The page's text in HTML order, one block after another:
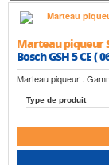
Marteau piqueur
Bosch GSH 5 CE (
Marteau piqueur .
Type de produit